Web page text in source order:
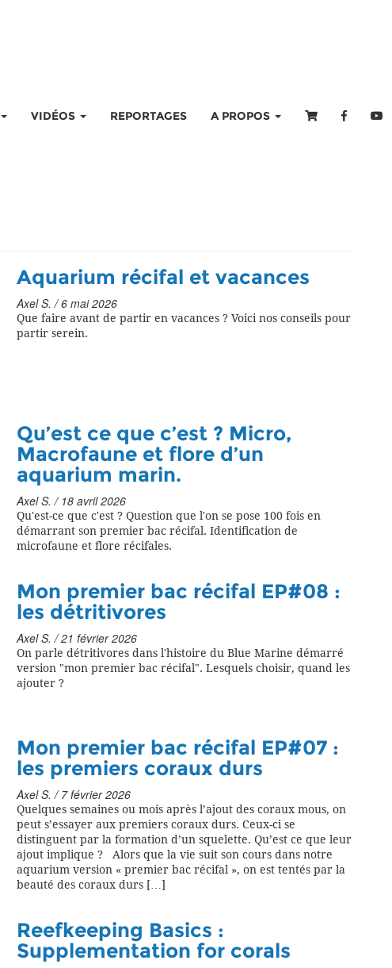
VIDÉOS REPORTAGES A PROPOS
Aquarium récifal et vacances
Axel S. / 6 mai 2026
Que faire avant de partir en vacances ? Voici nos conseils pour
partir serein.
Qu’est ce que c’est ? Micro,
Macrofaune et flore d’un
aquarium marin.
Axel S. / 18 avril 2026
Qu'est-ce que c'est ? Question que l'on se pose 100 fois en
démarrant son premier bac récifal. Identification de
microfaune et flore récifales.
Mon premier bac récifal EP#08 :
les détritivores
Axel S. / 21 février 2026
On parle détritivores dans l'histoire du Blue Marine démarré
version "mon premier bac récifal". Lesquels choisir, quand les
ajouter ?
Mon premier bac récifal EP#07 :
les premiers coraux durs
Axel S. / 7 février 2026
Quelques semaines ou mois après l’ajout des coraux mous, on
peut s’essayer aux premiers coraux durs. Ceux-ci se
distinguent par la formation d’un squelette. Qu’est ce que leur
ajout implique ? Alors que la vie suit son cours dans notre
aquarium version « premier bac récifal », on est tentés par la
beauté des coraux durs […]
Reefkeeping Basics :
Supplementation for corals